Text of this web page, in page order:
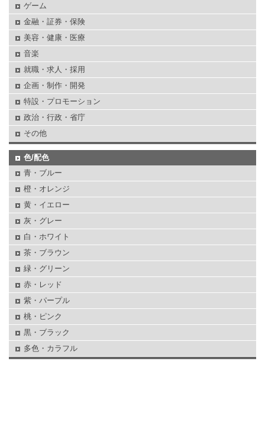
ゲーム
金融・証券・保険
美容・健康・医療
音楽
就職・求人・採用
企画・制作・開発
特設・プロモーション
政治・行政・省庁
その他
色/配色
青・ブルー
橙・オレンジ
黄・イエロー
灰・グレー
白・ホワイト
茶・ブラウン
緑・グリーン
赤・レッド
紫・パープル
桃・ピンク
黒・ブラック
多色・カラフル